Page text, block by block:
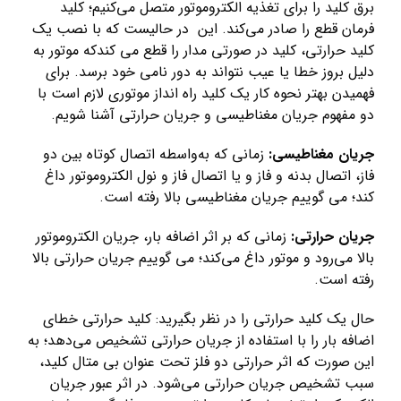
برق کلید را برای تغذیه الکتروموتور متصل می‌کنیم؛ کلید
فرمان قطع را صادر می‌کند. این در حالیست که با نصب یک
کلید حرارتی، کلید در صورتی مدار را قطع می کندکه موتور به
دلیل بروز خطا یا عیب نتواند به دور نامی خود برسد. برای
فهمیدن بهتر نحوه کار یک کلید راه انداز موتوری لازم است با
دو مفهوم جریان مغناطیسی و جریان حرارتی آشنا شویم.
جریان مغناطیسی: زمانی که به‌واسطه اتصال کوتاه بین دو
فاز، اتصال بدنه و فاز و یا اتصال فاز و نول الکتروموتور داغ
کند؛ می گوییم جریان مغناطیسی بالا رفته است.
جریان حرارتی: زمانی که بر اثر اضافه بار، جریان الکتروموتور
بالا می‌رود و موتور داغ می‌کند؛ می گوییم جریان حرارتی بالا
رفته است.
حال یک کلید حرارتی را در نظر بگیرید: کلید حرارتی خطای
اضافه بار را با استفاده از جریان حرارتی تشخیص می‌دهد؛ به
این صورت که اثر حرارتی دو فلز تحت عنوان بی متال کلید،
سبب تشخیص جریان حرارتی می‌شود. در اثر عبور جریان